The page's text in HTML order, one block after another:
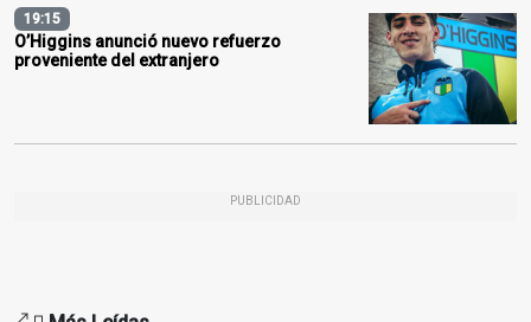
19:15
O’Higgins anunció nuevo refuerzo
proveniente del extranjero
PUBLICIDAD